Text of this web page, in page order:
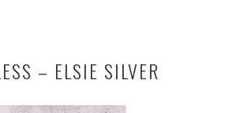
– ELSIE SILVER